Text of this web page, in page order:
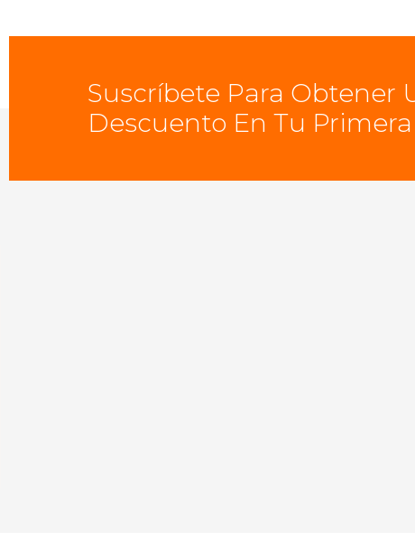
Suscríbete Para Obtener
Descuento En Tu